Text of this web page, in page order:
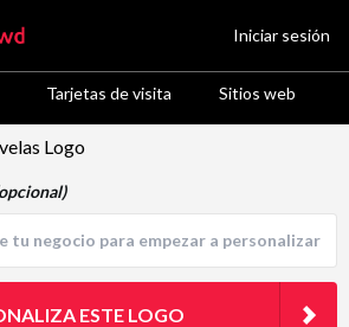
Tarjetas de visita Sitios web
Iniciar sesión
ESTE LOGO